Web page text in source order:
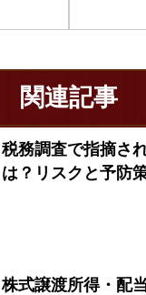
関連記事
税務調査で指摘さ
は？リスクと予防
株式譲渡所得・配